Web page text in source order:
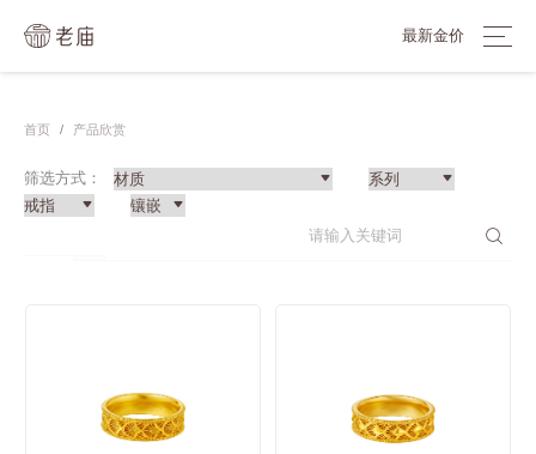
最新金价
首页 / 产品欣赏
筛选方式：